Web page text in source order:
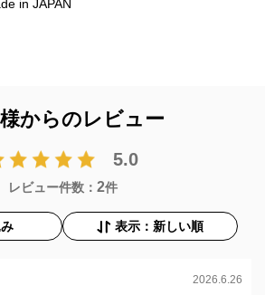
in JAPAN
からのレビュー
5.0
レビュー件数： 2件
表示：新しい順
2026.6.26